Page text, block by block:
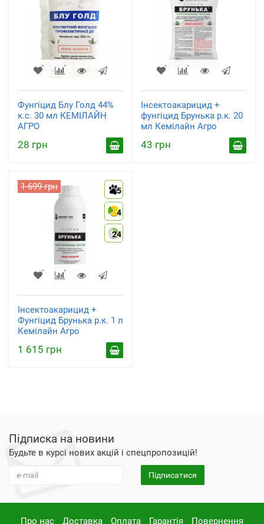
Фунгіцид Блу Голд 44%
к.с. 30 мл КЕМІЛАЙН
АГРО
28 грн
Інсектоакарицид +
фунгіцид Брунька р.к. 20
мл Кемілайн Агро
43 грн
5
4
24
1 699 грн
Інсектоакарицид +
Фунгіцид Брунька р.к. 1 л
Кемілайн Агро
1 615 грн
Підписка на новини
Будьте в курсі нових акцій і спецпропозицій!
Підписатися
Про нас Доставка Оплата Гарантія Повернення